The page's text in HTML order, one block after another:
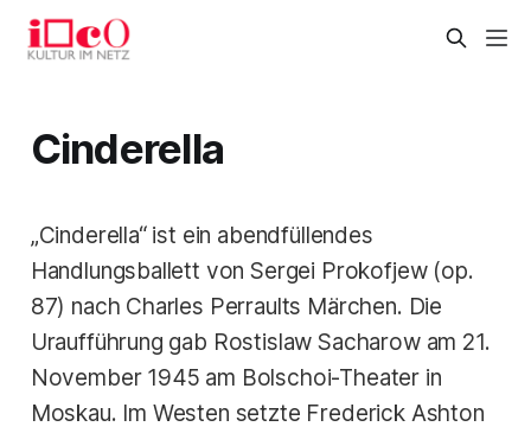
Cinderella
„Cinderella“ ist ein abendfüllendes
Handlungsballett von Sergei Prokofjew (op.
87) nach Charles Perraults Märchen. Die
Uraufführung gab Rostislaw Sacharow am 21.
November 1945 am Bolschoi-Theater in
Moskau. Im Westen setzte Frederick Ashton